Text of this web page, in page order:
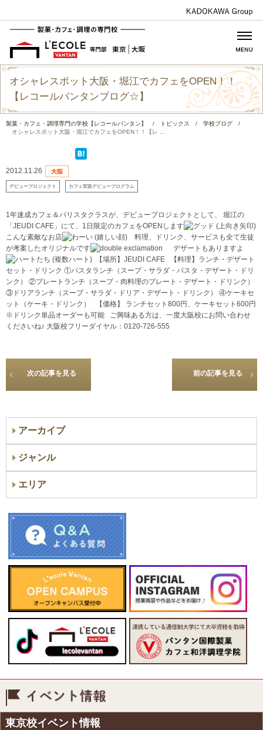
オシャレスポット大阪・堀江でカフェをOPEN！！
【レコールバンタンブログ☆】
製菓・カフェ・調理専門の学校【レコールバンタン】 / トピックス / 学校ブログ
/
オシャレスポット大阪・堀江でカフェをOPEN！！【レ ...
2012.11.26
デビュープロジェクト カフェ実践デビュープログラム
1年速成カフェ＆バリスタクラスが、デビュープロジェクトとして、 堀江の
「JEUDI CAFE」にて、1日限定のカフェをOPENします
こんな素敵なお店
料理、ドリンク、サービスも全て生徒
が考案したオリジナルです
デザートもありますよ
【場所】JEUDI CAFE 【料理】ランチ・デザート
セット・ドリンク ①パスタランチ（スープ・サラダ・パスタ・デザート・ドリ
ンク） ②プレートランチ（スープ・肉料理のプレート・デザート・ドリンク）
③ドリアランチ（スープ・サラダ・ドリア・デザート・ドリンク） ④ケーキセ
ット（ケーキ・ドリンク） 【価格】 ランチセット800円、ケーキセット600円
※ドリンク単品オーダーも可能 ご興味ある方は、一度大阪校にお問い合わせ
くださいね♪ 大阪校フリーダイヤル：0120-726-555
次の記事を見る 前の記事を見る
アーカイブ
ジャンル
エリア
東京校イベント情報